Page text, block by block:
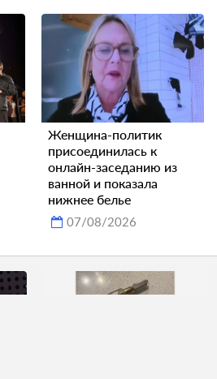
Женщина-политик
присоединилась к
онлайн-заседанию из
ванной и показала
нижнее белье
07/08/2026